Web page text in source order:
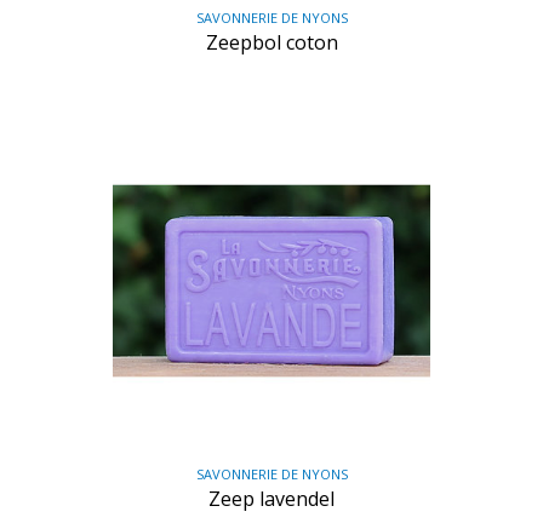
SAVONNERIE DE NYONS
Zeepbol coton
SAVONNERIE DE NYONS
Zeep lavendel